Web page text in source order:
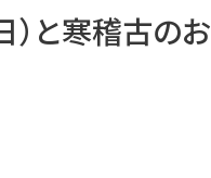
と寒稽古のお